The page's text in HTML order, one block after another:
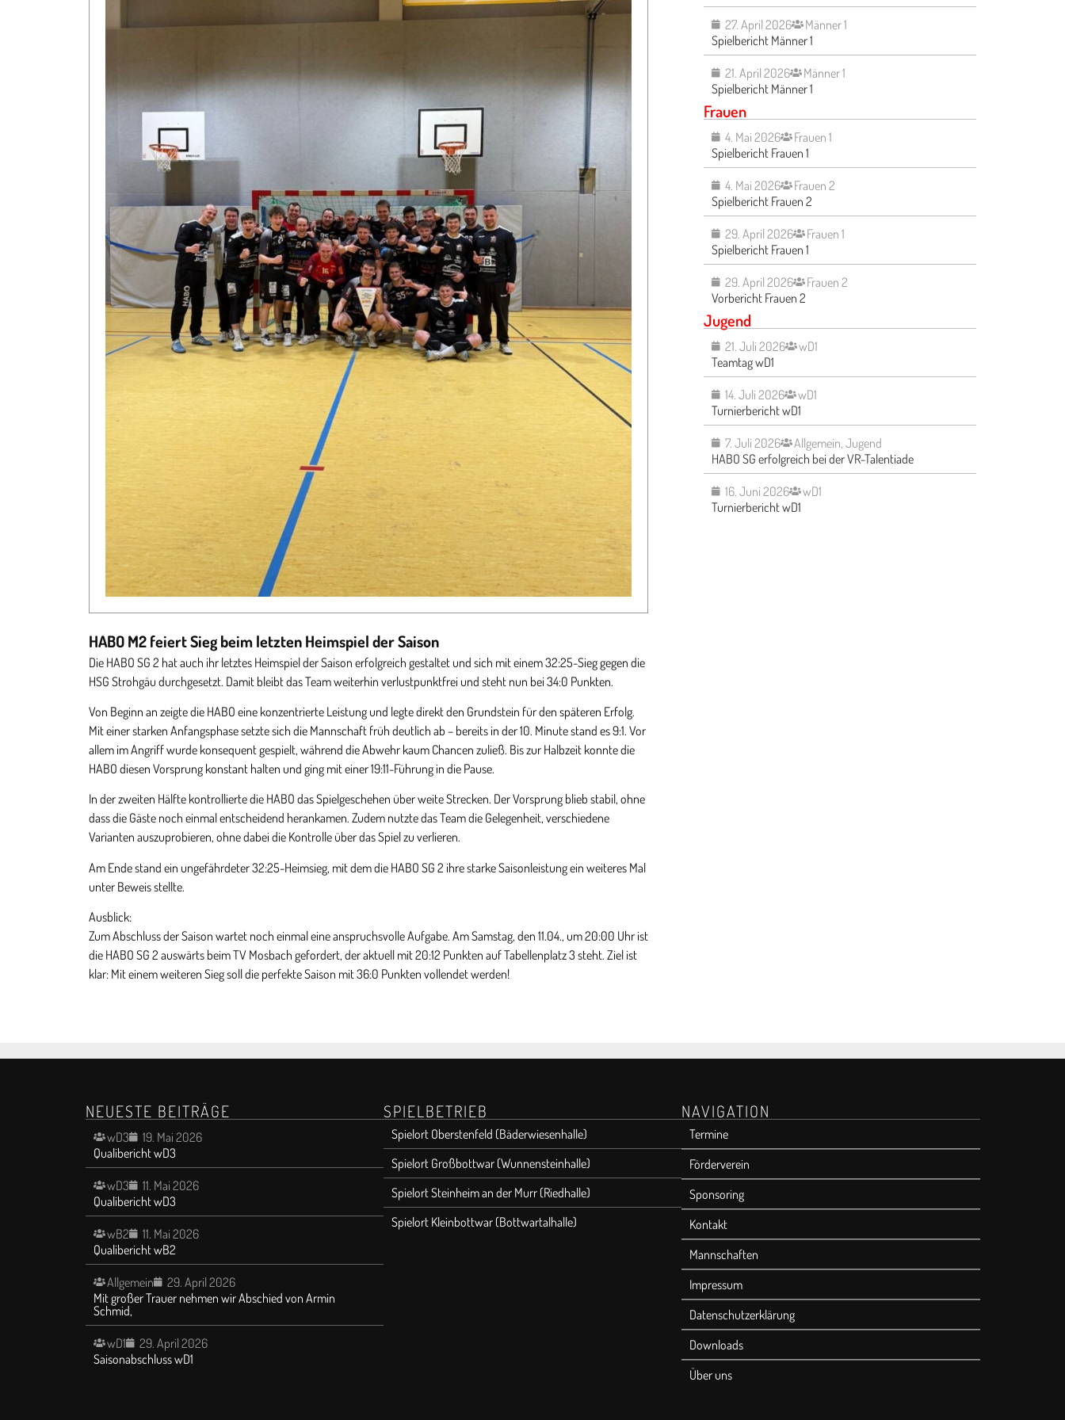
HABO M2 feiert Sieg beim letzten Heimspiel der Saison
Die HABO SG 2 hat auch ihr letztes Heimspiel der Saison erfolgreich gestaltet und sich mit einem 32:25-Sieg gegen die
HSG Strohgäu durchgesetzt. Damit bleibt das Team weiterhin verlustpunktfrei und steht nun bei 34:0 Punkten.
Von Beginn an zeigte die HABO eine konzentrierte Leistung und legte direkt den Grundstein für den späteren Erfolg.
Mit einer starken Anfangsphase setzte sich die Mannschaft früh deutlich ab – bereits in der 10. Minute stand es 9:1. Vor
allem im Angriff wurde konsequent gespielt, während die Abwehr kaum Chancen zuließ. Bis zur Halbzeit konnte die
HABO diesen Vorsprung konstant halten und ging mit einer 19:11-Führung in die Pause.
In der zweiten Hälfte kontrollierte die HABO das Spielgeschehen über weite Strecken. Der Vorsprung blieb stabil, ohne
dass die Gäste noch einmal entscheidend herankamen. Zudem nutzte das Team die Gelegenheit, verschiedene
Varianten auszuprobieren, ohne dabei die Kontrolle über das Spiel zu verlieren.
Am Ende stand ein ungefährdeter 32:25-Heimsieg, mit dem die HABO SG 2 ihre starke Saisonleistung ein weiteres Mal
unter Beweis stellte.
Ausblick:
Zum Abschluss der Saison wartet noch einmal eine anspruchsvolle Aufgabe. Am Samstag, den 11.04., um 20:00 Uhr ist
die HABO SG 2 auswärts beim TV Mosbach gefordert, der aktuell mit 20:12 Punkten auf Tabellenplatz 3 steht. Ziel ist
klar: Mit einem weiteren Sieg soll die perfekte Saison mit 36:0 Punkten vollendet werden!
27. April 2026
Männer 1
Spielbericht Männer 1
21. April 2026
Männer 1
Spielbericht Männer 1
Frauen
4. Mai 2026
Frauen 1
Spielbericht Frauen 1
4. Mai 2026
Frauen 2
Spielbericht Frauen 2
29. April 2026
Frauen 1
Spielbericht Frauen 1
29. April 2026
Frauen 2
Vorbericht Frauen 2
Jugend
21. Juli 2026
wD1
Teamtag wD1
14. Juli 2026
wD1
Turnierbericht wD1
7. Juli 2026 Allgemein,Jugend
HABO SG erfolgreich bei der VR-Talentiade
16. Juni 2026
wD1
Turnierbericht wD1
NEUESTE BEITRÄGE
wD3
19. Mai 2026
Qualibericht wD3
wD3
11. Mai 2026
Qualibericht wD3
wB2
11. Mai 2026
Qualibericht wB2
Allgemein
29. April 2026
Mit großer Trauer nehmen wir Abschied von Armin
Schmid,
wD1
29. April 2026
Saisonabschluss wD1
SPIELBETRIEB
Spielort Oberstenfeld (Bäderwiesenhalle)
Spielort Großbottwar (Wunnensteinhalle)
Spielort Steinheim an der Murr (Riedhalle)
Spielort Kleinbottwar (Bottwartalhalle)
NAVIGATION
Termine
Förderverein
Sponsoring
Kontakt
Mannschaften
Impressum
Datenschutzerklärung
Downloads
Über uns